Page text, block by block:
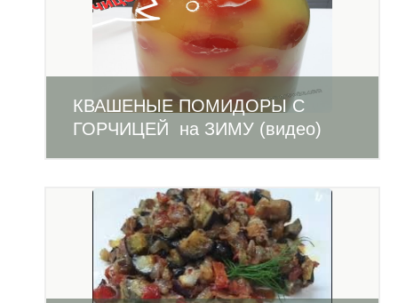
КВАШЕНЫЕ ПОМИДОРЫ С
ГОРЧИЦЕЙ на ЗИМУ (видео)